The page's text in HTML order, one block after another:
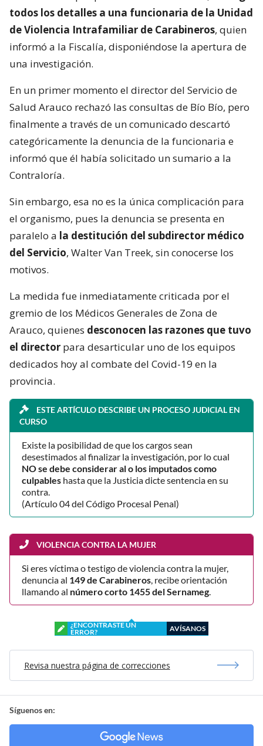
todos los detalles a una funcionaria de la Unidad
de Violencia Intrafamiliar de Carabineros, quien
informó a la Fiscalía, disponiéndose la apertura de
una investigación.
En un primer momento el director del Servicio de
Salud Arauco rechazó las consultas de Bío Bío, pero
finalmente a través de un comunicado descartó
categóricamente la denuncia de la funcionaria e
informó que él había solicitado un sumario a la
Contraloría.
Sin embargo, esa no es la única complicación para
el organismo, pues la denuncia se presenta en
paralelo a la destitución del subdirector médico
del Servicio, Walter Van Treek, sin conocerse los
motivos.
La medida fue inmediatamente criticada por el
gremio de los Médicos Generales de Zona de
Arauco, quienes desconocen las razones que tuvo
el director para desarticular uno de los equipos
dedicados hoy al combate del Covid-19 en la
provincia.
ESTE ARTÍCULO DESCRIBE UN PROCESO JUDICIAL EN
CURSO
Existe la posibilidad de que los cargos sean
desestimados al finalizar la investigación, por lo cual
NO se debe considerar al o los imputados como
culpables hasta que la Justicia dicte sentencia en su
contra.
(Artículo 04 del Código Procesal Penal)
VIOLENCIA CONTRA LA MUJER
Si eres víctima o testigo de violencia contra la mujer,
denuncia al 149 de Carabineros, recibe orientación
llamando al número corto 1455 del Sernameg.
¿ENCONTRASTE UN
ERROR?
AVÍSANOS
Revisa nuestra página de correcciones
Síguenos en: